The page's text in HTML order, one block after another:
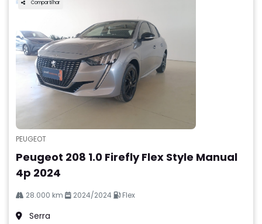
Compartilhar
PEUGEOT
Peugeot 208 1.0 Firefly Flex Style Manual
4p 2024
28.000 km 2024/2024 Flex
Serra